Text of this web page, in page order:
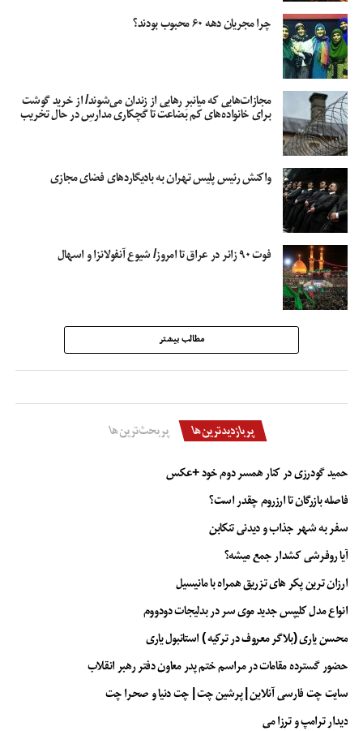
چرا مجریان دهه ۶۰ محبوب بودند؟
مجازات‌هایی که میانبرِ رهایی از زندان می‌شوند/ از خرید گوشت
برای خانواده‌های کم بضاعت تا گچکاری مدارسِ در حال تخریب
واکنش رئیس پلیس تهران به بادیگاردهای فضای مجازی
فوت ۹۰ زائر در عراق تا امروز/ شیوع آنفولانزا و اسهال
مطالب بیشتر
پربازدیدترین‌ها پربحث‌ترین‌ها
حمید گودرزی در کنار همسر دوم خود +عکس
فاصله بازرگان تا ارزروم چقدر است؟
سفر به شهر جذاب و دیدنی تنکابن
آیا روفرشی کشدار جمع میشه؟
ارزان ترین پکر های تزریق همراه با مانیسیل
انواع مدل کلیپس جدید موی سر در بدلیجات دودووم
محسن یاری (بلاگر معروف در ترکیه ) استانبول یاری
حضور گسترده مقامات در مراسم ختم پدر معاون دفتر رهبر انقلاب
سایت چت فارسی آنلاین | پرشین چت | چت دنیا و صحرا چت
دیدار ترامپ و ترزا می